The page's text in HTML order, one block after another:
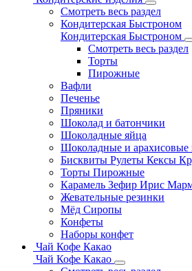
Смотреть весь раздел
Кондитерская Быстроном
Кондитерская Быстроном
Смотреть весь раздел
Торты
Пирожные
Вафли
Печенье
Пряники
Шоколад и батончики
Шоколадные яйца
Шоколадные и арахисовые
Бисквиты Рулеты Кексы
Торты Пирожные
Карамель Зефир Ирис
Жевательные резинки
Мёд Сиропы
Конфеты
Наборы конфет
Чай Кофе Какао
Чай Кофе Какао